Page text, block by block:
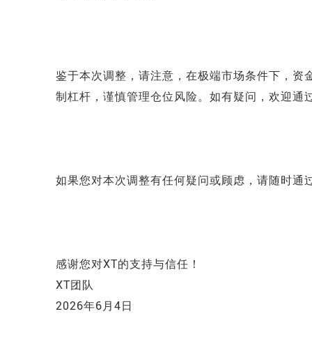
鉴于本次调整， 请注意，在极端市场条件下，资
制杠杆，谨慎管理仓位风险。如有疑问，欢迎
如果您对本次调整有任何疑问或顾虑，请随时
感谢您对XT的支持与信任！
XT团队
2026年6月4日